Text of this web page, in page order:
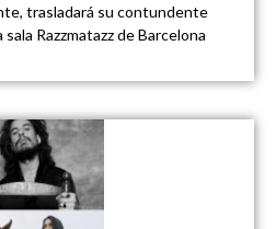
trasladará su contundente
Razzmatazz de Barcelona